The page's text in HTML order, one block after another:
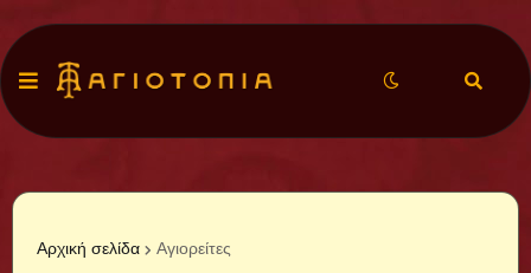
Αρχική σελίδα Αγιορείτες